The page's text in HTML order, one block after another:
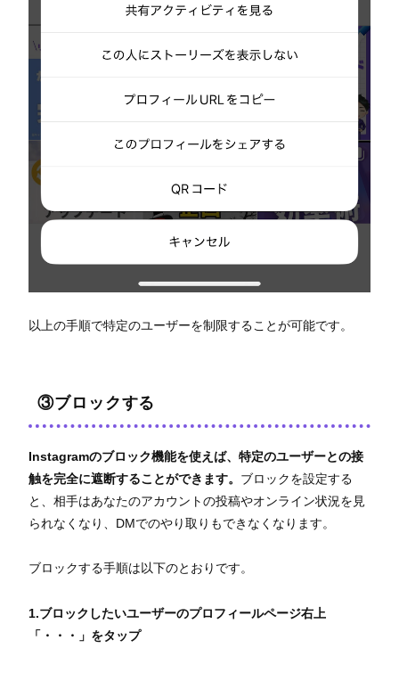
以上の手順で特定のユーザーを制限することが可能です。
③ブロックする
Instagramのブロック機能を使えば、特定のユーザーとの接
触を完全に遮断することができます。 ブロックを設定する
と、相手はあなたのアカウントの投稿やオンライン状況を見
られなくなり、DMでのやり取りもできなくなります。
ブロックする手順は以下のとおりです。
1.ブロックしたいユーザーのプロフィールページ右上
「・・・」をタップ